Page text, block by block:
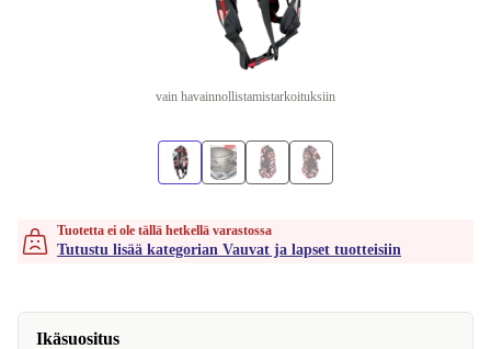
vain havainnollistamistarkoituksiin
Tuotetta ei ole tällä hetkellä varastossa
Tutustu lisää kategorian Vauvat ja lapset tuotteisiin
Ikäsuositus